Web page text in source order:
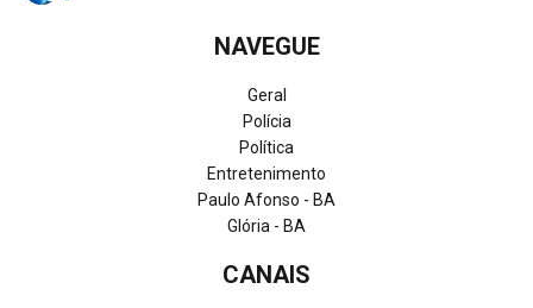
NAVEGUE
Geral
Polícia
Política
Entretenimento
Paulo Afonso - BA
Glória - BA
CANAIS